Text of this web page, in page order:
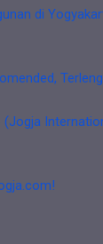
di
(Jogja